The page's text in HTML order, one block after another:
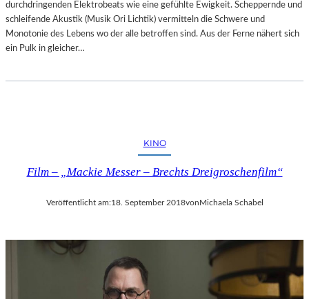
durchdringenden Elektrobeats wie eine gefühlte Ewigkeit. Scheppernde und
schleifende Akustik (Musik Ori Lichtik) vermitteln die Schwere und
Monotonie des Lebens wo der alle betroffen sind. Aus der Ferne nähert sich
ein Pulk in gleicher…
KINO
Film – „Mackie Messer – Brechts Dreigroschenfilm“
Veröffentlicht am:18. September 2018vonMichaela Schabel